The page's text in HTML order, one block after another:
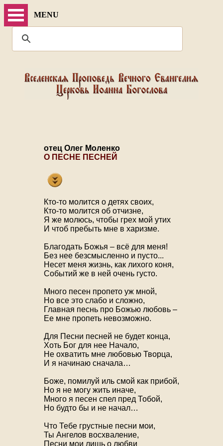
MENU
отец Олег Моленко
О ПЕСНЕ ПЕСНЕЙ
Кто-то молится о детях своих,
Кто-то молится об отчизне,
Я же молюсь, чтобы грех мой утих
И чтоб пребыть мне в харизме.
Благодать Божья – всё для меня!
Без нее безсмысленно и пусто...
Несет меня жизнь, как лихого коня,
Событий же в ней очень густо.
Много песен пропето уж мной,
Но все это слабо и сложно,
Главная песнь про Божью любовь –
Ее мне пропеть невозможно.
Для Песни песней не будет конца,
Хоть Бог для нее Начало,
Не охватить мне любовью Творца,
И я начинаю сначала…
Боже, помилуй иль смой как прибой,
Но я не могу жить иначе,
Много я песен спел пред Тобой,
Но будто бы и не начал…
Что Тебе грустные песни мои,
Ты Ангелов восхваление,
Песни мои лишь о любви